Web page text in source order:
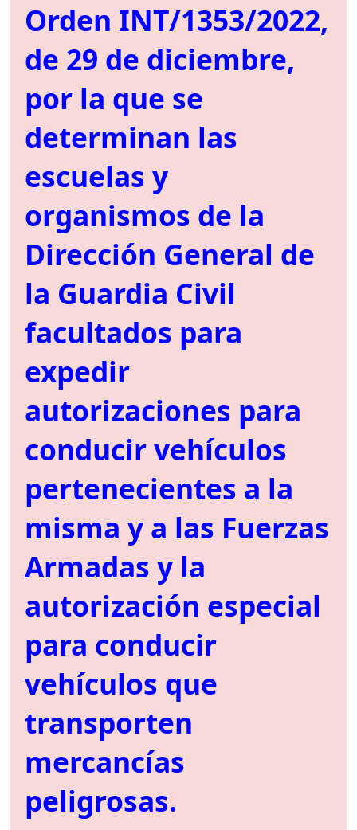
Orden INT/1353/2022,
de 29 de diciembre,
por la que se
determinan las
escuelas y
organismos de la
Dirección General de
la Guardia Civil
facultados para
expedir
autorizaciones para
conducir vehículos
pertenecientes a la
misma y a las Fuerzas
Armadas y la
autorización especial
para conducir
vehículos que
transporten
mercancías
peligrosas.